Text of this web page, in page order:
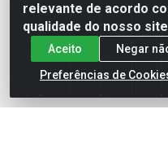
relevante de acordo
qualidade do nosso
Aceito
Negar
Preferências de
Ipiranga Distribuição
Hannas, 101 - Ponte
36906-440 -